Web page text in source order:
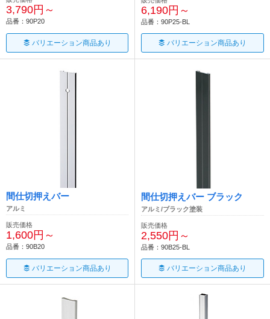
3,790円～
品番：90P20
バリエーション商品あり
6,190円～
品番：90P25-BL
バリエーション商品あり
間仕切押えバー
アルミ
販売価格
1,600円～
品番：90B20
バリエーション商品あり
間仕切押えバー ブラック
アルミ/ブラック塗装
販売価格
2,550円～
品番：90B25-BL
バリエーション商品あり